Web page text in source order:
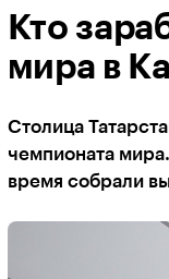
Кто
мира в
Столица
чемпионата
время собрали